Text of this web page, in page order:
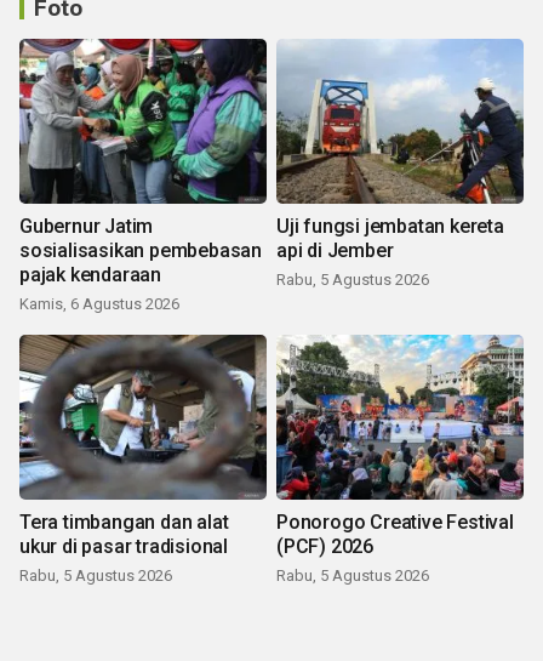
Foto
Gubernur Jatim
sosialisasikan pembebasan
pajak kendaraan
Kamis, 6 Agustus 2026
Uji fungsi jembatan kereta
api di Jember
Rabu, 5 Agustus 2026
Tera timbangan dan alat
ukur di pasar tradisional
Rabu, 5 Agustus 2026
Ponorogo Creative Festival
(PCF) 2026
Rabu, 5 Agustus 2026